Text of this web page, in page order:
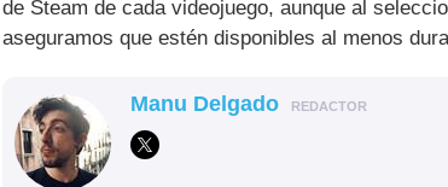
de Steam de cada videojuego, aunque al
aseguramos que estén disponibles al menos
Manu Delgado REDACTOR